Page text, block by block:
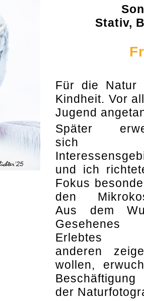
Stativ,
Für die Natur
Kindheit. Vor
Jugend
Später
sich
und ich
Fokus
den
Aus dem
Erlebtes
anderen
wollen,
der